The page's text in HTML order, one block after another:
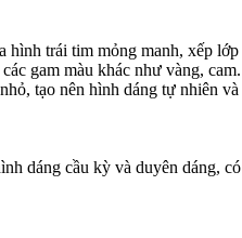
hình trái tim mỏng manh, xếp
gam màu khác như vàng, cam.
tạo nên hình dáng tự nhiên
dáng cầu kỳ và duyên dáng,